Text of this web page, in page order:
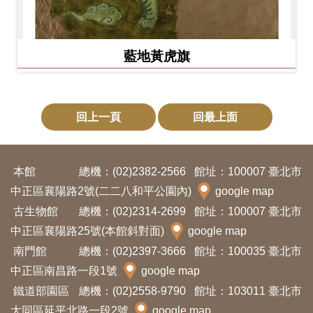
藍地黃虎旗
回上一頁 回最上面
本館 總機：(02)2382-2566
館址：100007 臺北市
中正區襄陽路2號(二二八和平公園內)
google map
古生物館
總機：(02)2314-2699
館址：100007 臺北市
中正區襄陽路25號(本館斜對面)
google map
南門館
總機：(02)2397-3666
館址：100035 臺北市
中正區南昌路一段1號
google map
鐵道部園區
總機：(02)2558-9790
館址：103011 臺北市
大同區延平北路一段2號
google map